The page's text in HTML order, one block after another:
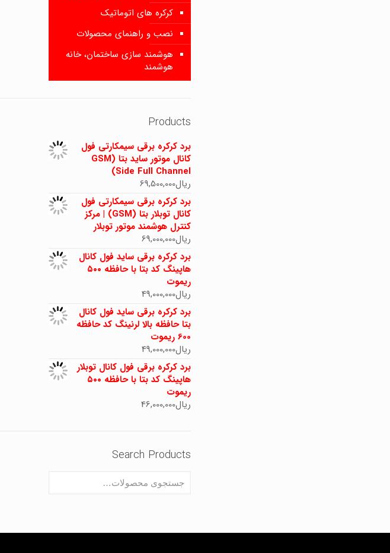
کرکره های اتوماتیک
نصب و راهنمای محصولات
هوشمند سازی ساختمان، خانه
هوشمند
Products
برد کرکره برقی سیمکارتی فول
کانال موتور ساید بتا (GSM
Side Full Channel)
ریال69,500,000
برد کرکره برقی سیمکارتی فول
کانال توبلار بتا (GSM) | مرکز
کنترل هوشمند موتور توبلار
ریال69,000,000
برد کرکره برقی ساید فول کانال
هاپینگ کد بتا با حافظه ۵۰۰
ریموت
ریال49,000,000
برد کرکره برقی ساید فول کانال
بتا حافظه بالا لرنینگ کد حافظه
600 ریموت
ریال49,000,000
برد کرکره برقی فول کانال توبلار
هاپینگ کد بتا با حافظه ۵۰۰
ریموت
ریال46,000,000
Search Products